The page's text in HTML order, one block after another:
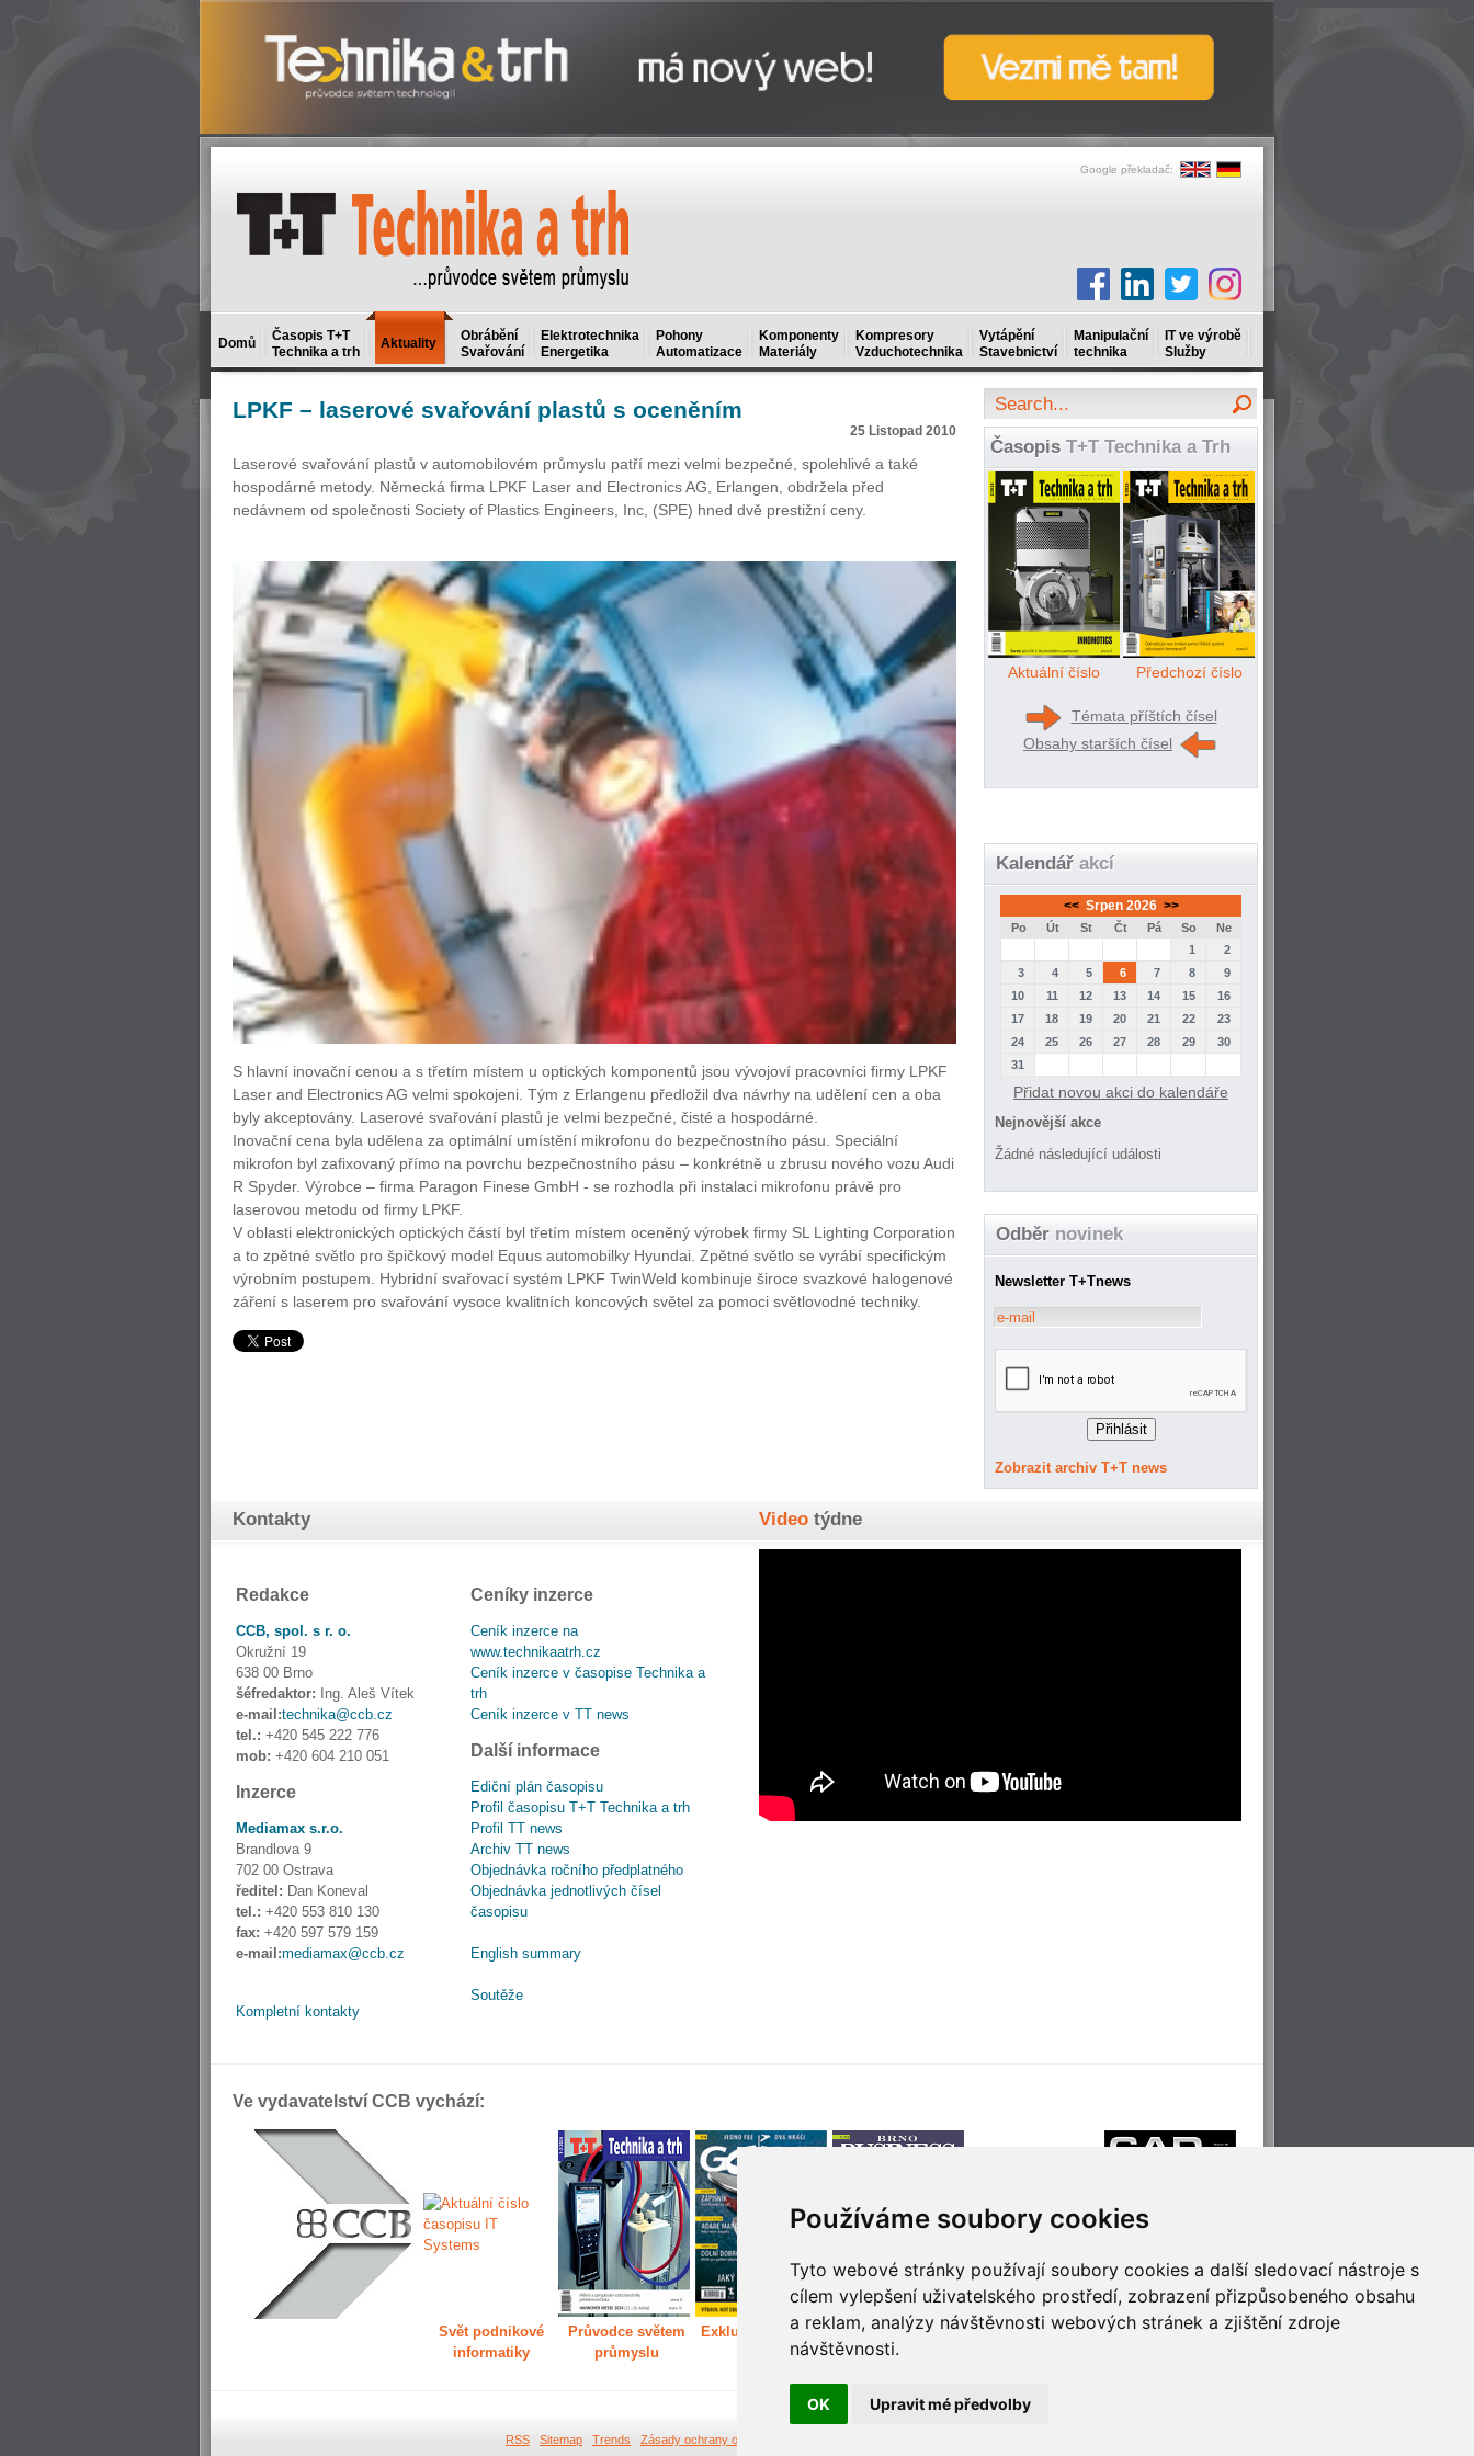
Používáme soubory cookies
Tyto webové stránky používají soubory cookies a další sledovací nástroje s
cílem vylepšení uživatelského prostředí, zobrazení přizpůsobeného obsahu
a reklam, analýzy návštěvnosti webových stránek a zjištění zdroje
návštěvnosti.
OK Upravit mé předvolby
Google překladač:
Domů
Časopis T+T
Technika a trh
Aktuality
Obrábění
Svařování
Elektrotechnika
Energetika
Pohony
Automatizace
Komponenty
Materiály
Kompresory
Vzduchotechnika
Vytápění
Stavebnictví
Manipulační
technika
IT ve výrobě
Služby
LPKF – laserové svařování plastů s oceněním
25 Listopad 2010
Laserové svařování plastů v automobilovém průmyslu patří mezi velmi bezpečné, spolehlivé a také
hospodárné metody. Německá firma LPKF Laser and Electronics AG, Erlangen, obdržela před
nedávnem od společnosti Society of Plastics Engineers, Inc, (SPE) hned dvě prestižní ceny.
S hlavní inovační cenou a s třetím místem u optických komponentů jsou vývojoví pracovníci firmy LPKF
Laser and Electronics AG velmi spokojeni. Tým z Erlangenu předložil dva návrhy na udělení cen a oba
byly akceptovány. Laserové svařování plastů je velmi bezpečné, čisté a hospodárné.
Inovační cena byla udělena za optimální umístění mikrofonu do bezpečnostního pásu. Speciální
mikrofon byl zafixovaný přímo na povrchu bezpečnostního pásu – konkrétně u zbrusu nového vozu Audi
R Spyder. Výrobce – firma Paragon Finese GmbH - se rozhodla při instalaci mikrofonu právě pro
laserovou metodu od firmy LPKF.
V oblasti elektronických optických částí byl třetím místem oceněný výrobek firmy SL Lighting Corporation
a to zpětné světlo pro špičkový model Equus automobilky Hyundai. Zpětné světlo se vyrábí specifickým
výrobním postupem. Hybridní svařovací systém LPKF TwinWeld kombinuje široce svazkové halogenové
záření s laserem pro svařování vysoce kvalitních koncových světel za pomoci světlovodné techniky.
Časopis T+T Technika a Trh
Aktuální číslo Předchozí číslo
Témata příštích čísel
Obsahy starších čísel
Kalendář akcí
<< Srpen 2026 >>
Po Út St Čt Pá So
Ne
1
2
3
4 5 6 7 8
9
10
11 12 13 14 15
16
17
18 19 20 21 22
23
24
25 26 27 28 29
30
31
Přidat novou akci do kalendáře
Nejnovější akce
Žádné následující události
Odběr novinek
Newsletter T+Tnews
Zobrazit archiv T+T news
Kontakty
Redakce
CCB, spol. s r. o.
Okružní 19
638 00 Brno
šéfredaktor: Ing. Aleš Vítek
e-mail:technika@ccb.cz
tel.: +420 545 222 776
mob: +420 604 210 051
Inzerce
Mediamax s.r.o.
Brandlova 9
702 00 Ostrava
ředitel: Dan Koneval
tel.: +420 553 810 130
fax: +420 597 579 159
e-mail:mediamax@ccb.cz
Kompletní kontakty
Ceníky inzerce
Ceník inzerce na
www.technikaatrh.cz
Ceník inzerce v časopise Technika a
trh
Ceník inzerce v TT news
Další informace
Ediční plán časopisu
Profil časopisu T+T Technika a trh
Profil TT news
Archiv TT news
Objednávka ročního předplatného
Objednávka jednotlivých čísel
časopisu
English summary
Soutěže
Video týdne
Ve vydavatelství CCB vychází:
Svět podnikové
informatiky
Průvodce světem
průmyslu
Exkluzivně světem
Děláme Brno větší Příjemné cestování
Technologie pro
RSS Sitemap Trends Zásady ochrany osobních údajů